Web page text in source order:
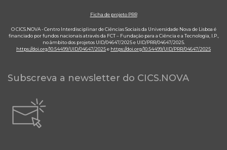
Ficha de projeto PRR
O CICS.NOVA - Centro Interdisciplinar de Ciências Sociais da Universidade Nova de Lisboa é
financiado por fundos nacionais através da FCT – Fundação para a Ciência e a Tecnologia, I.P.,
no âmbito dos projetos UID/04647/2025 e UID/PRR/04647/2025.
https://doi.org/10.54499/UID/04647/2025e https://doi.org/10.54499/UID/PRR/04647/2025
Subscreva a newsletter do CICS.NOVA